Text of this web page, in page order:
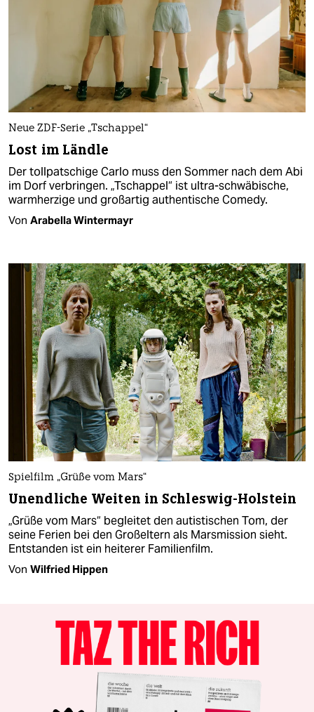
Neue ZDF-Serie „Tschappel“
Lost im Ländle
Der tollpatschige Carlo muss den Sommer nach dem Abi
im Dorf verbringen. „Tschappel“ ist ultra-schwäbische,
warmherzige und großartig authentische Comedy.
Von Arabella Wintermayr
Spielfilm „Grüße vom Mars“
Unendliche Weiten in Schleswig-Holstein
„Grüße vom Mars“ begleitet den autistischen Tom, der
seine Ferien bei den Großeltern als Marsmission sieht.
Entstanden ist ein heiterer Familienfilm.
Von Wilfried Hippen